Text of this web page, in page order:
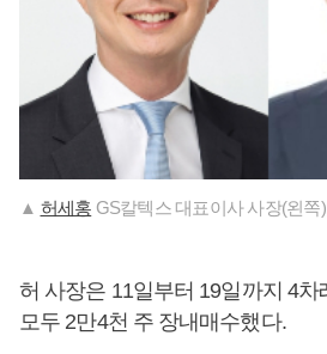
▲ 허세홍 GS칼텍스 대표이사 사장(왼쪽
허 사장은 11일부터 19일까지 4
모두 2만4천 주 장내매수했다.